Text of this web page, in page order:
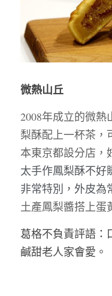
微熱山丘
2008年成立的微
梨酥配上一杯茶，
本東京都設分店，
太手作鳳梨酥不好
非常特別，外皮為
土產鳳梨醬搭上蛋
葛格不負責評語：
鹹甜老人家會愛。